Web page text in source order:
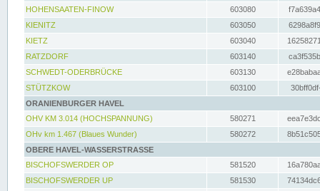
HOHENSAATEN-FINOW
603080
KIENITZ
603050
KIETZ
603040
RATZDORF
603140
SCHWEDT-ODERBRÜCKE
603130
STÜTZKOW
603100
ORANIENBURGER HAVEL
OHV KM 3.014 (HOCHSPANNUNG)
580271
OHv km 1.467 (Blaues Wunder)
580272
OBERE HAVEL-WASSERSTRASSE
BISCHOFSWERDER OP
581520
BISCHOFSWERDER UP
581530